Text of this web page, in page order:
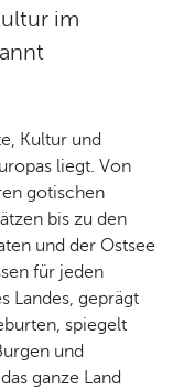
im
Kultur und
liegt. Von
gotischen
bis zu den
und der Ostsee
für jeden
Landes, geprägt
spiegelt
und
ganze Land